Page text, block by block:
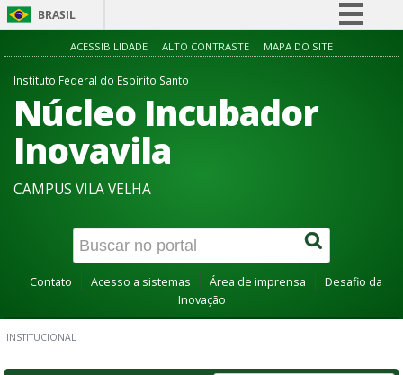
BRASIL
Simplifique!
Participe
Acesso à informação
ACESSIBILIDADE ALTO CONTRASTE MAPA DO SITE
Instituto Federal do Espírito Santo
Núcleo Incubador
Inovavila
CAMPUS VILA VELHA
Contato Acesso a sistemas Área de imprensa
Desafio da
Inovação
INSTITUCIONAL